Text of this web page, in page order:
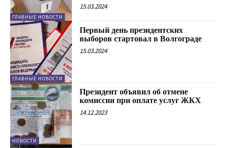
ГЛАВНЫЕ НОВОСТИ
15.03.2024
ГЛАВНЫЕ НОВОСТИ
Первый день президентских
выборов стартовал в Волгограде
15.03.2024
НОВОСТИ
Президент объявил об отмене
комиссии при оплате услуг ЖКХ
14.12.2023